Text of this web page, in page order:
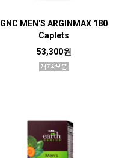
GNC MEN'S ARGINMAX 180
Caplets
53,300원